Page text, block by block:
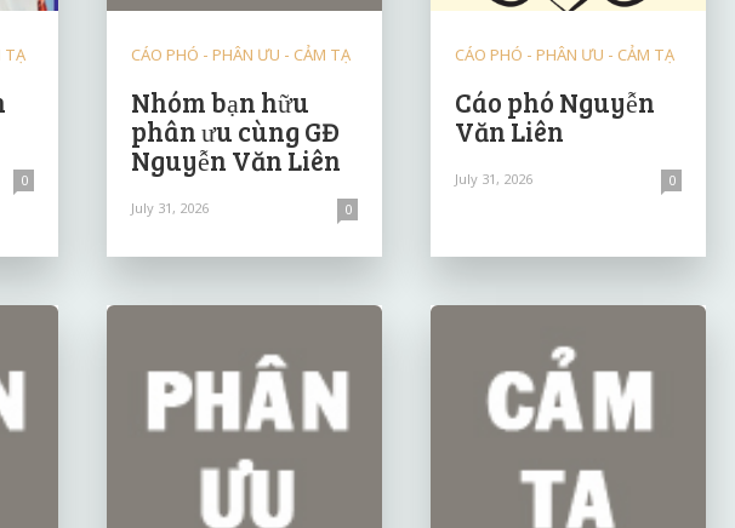
TẠ
0
CÁO PHÓ - PHÂN ƯU - CẢM TẠ
Nhóm bạn hữu
phân ưu cùng GĐ
Nguyễn Văn Liên
July 31, 2026 0
CÁO PHÓ - PHÂN ƯU - CẢM TẠ
Cáo phó Nguyễn
Văn Liên
July 31, 2026 0